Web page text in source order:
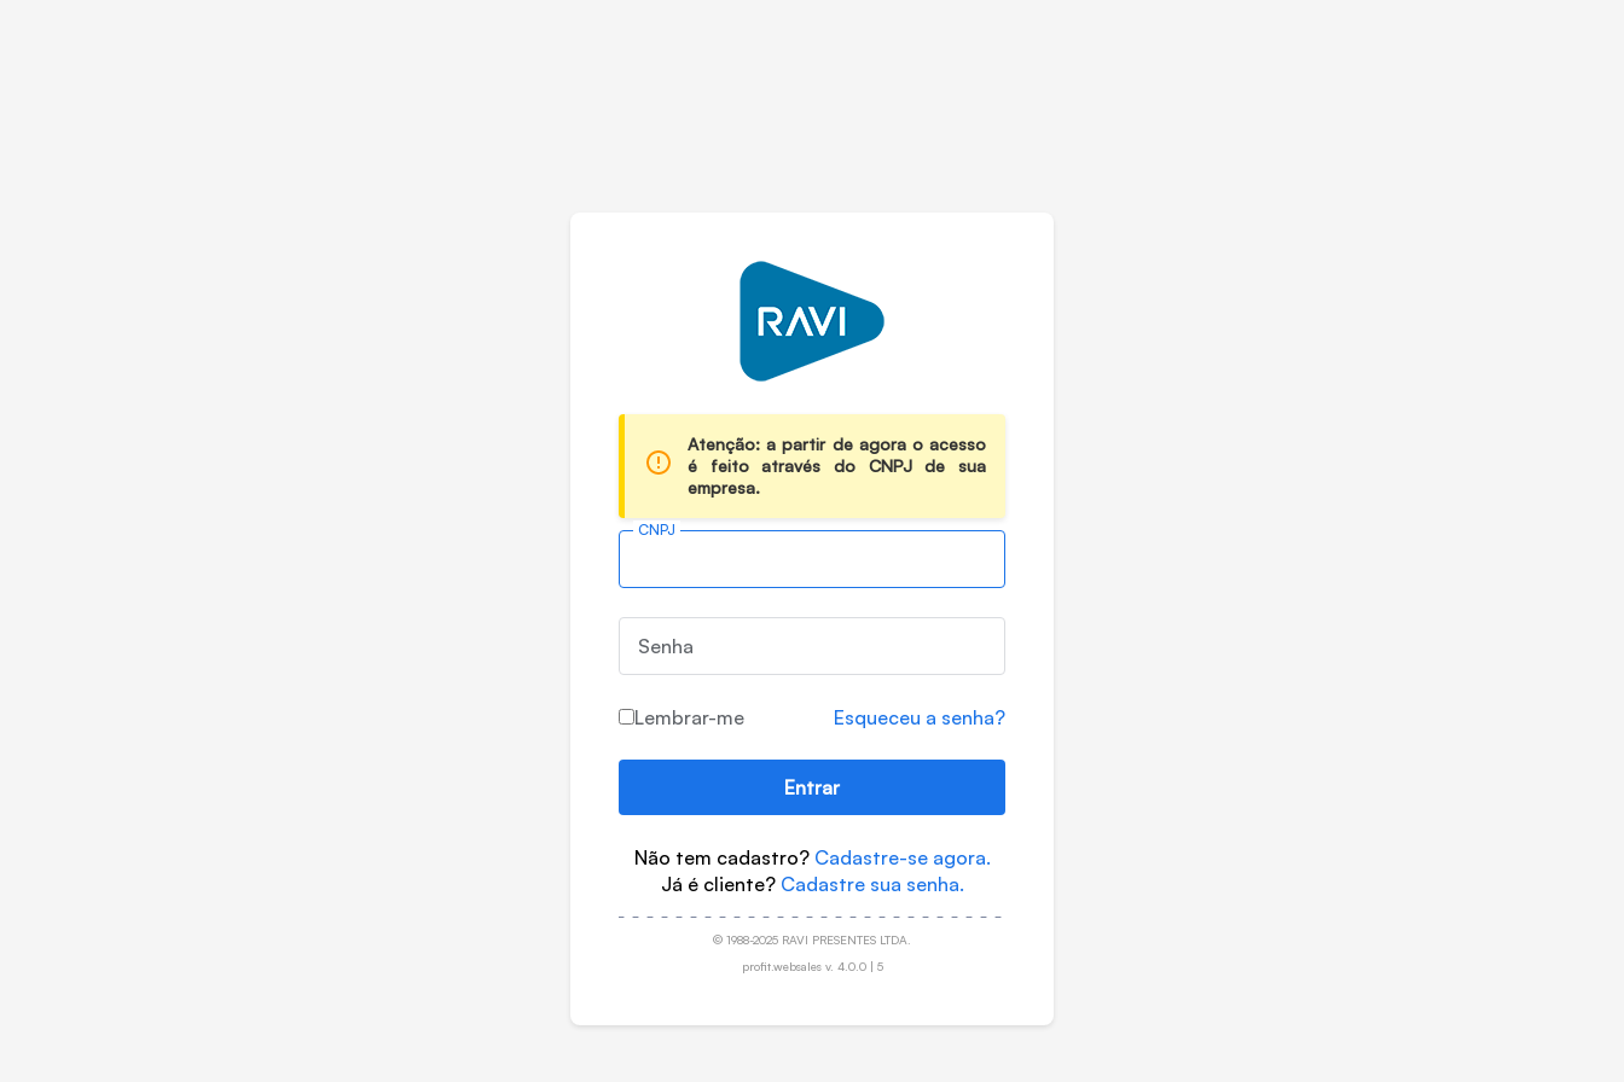
Atenção: a partir de agora o acesso
é feito através do CNPJ de sua
empresa.
CNPJ
Senha
Lembrar-me Esqueceu a senha?
Entrar
Não tem cadastro? Cadastre-se agora.
Já é cliente? Cadastre sua senha.
© 1988-2025 RAVI PRESENTES LTDA.
profit.websales v. 4.0.0 | 5